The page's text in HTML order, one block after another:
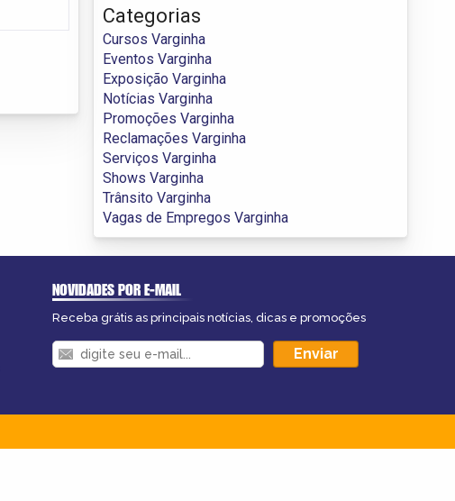
Categorias
Cursos Varginha
Eventos Varginha
Exposição Varginha
Notícias Varginha
Promoções Varginha
Reclamações Varginha
Serviços Varginha
Shows Varginha
Trânsito Varginha
Vagas de Empregos Varginha
NOVIDADES POR E-MAIL
Receba grátis as principais notícias, dicas e promoções